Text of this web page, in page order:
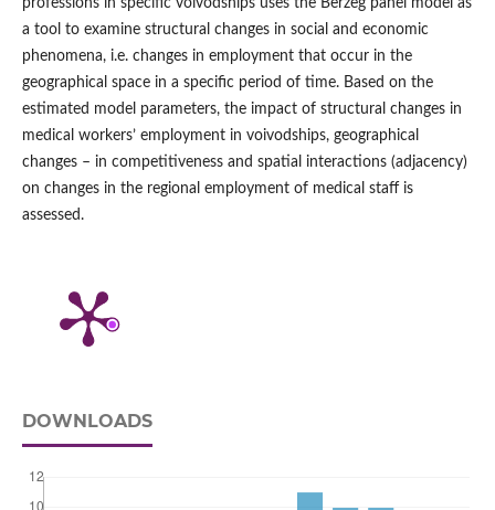
professions in specific voivodships uses the Berzeg panel model as
a tool to examine structural changes in social and economic
phenomena, i.e. changes in employment that occur in the
geographical space in a specific period of time. Based on the
estimated model parameters, the impact of structural changes in
medical workers’ employment in voivodships, geographical
changes – in competitiveness and spatial interactions (adjacency)
on changes in the regional employment of medical staff is
assessed.
DOWNLOADS